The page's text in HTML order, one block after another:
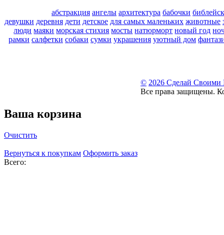
абстракция ангелы архитектура бабочки
девушки деревня дети детское для самых маленьких животные
люди маяки морская стихия мосты натюрморт новый год
рамки салфетки собаки сумки украшения уютный дом
© 2026 Сделай Своими
Все права защищены.
Ваша корзина
Очистить
Вернуться к покупкам Оформить заказ
Всего: